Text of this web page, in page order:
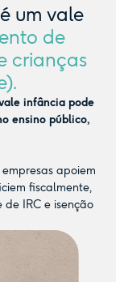
um vale
de
crianças
infância pode
ensino público,
apoiem
fiscalmente,
IRC e isenção